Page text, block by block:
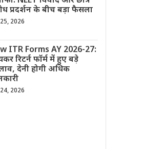
प्रदर्शन के बीच बड़ा फैसला
2026
ITR Forms AY 2026-27:
रिटर्न फॉर्म में हुए बड़े
देनी होगी अधिक
2026